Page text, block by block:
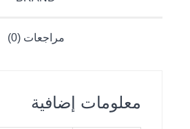
مراجعات (0)
معلومات إضافية